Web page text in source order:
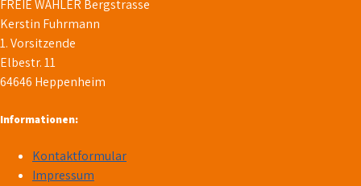
FREIE WÄHLER Bergstrasse
Kerstin Fuhrmann
1. Vorsitzende
Elbestr. 11
64646 Heppenheim
Informationen:
Kontaktformular
Impressum